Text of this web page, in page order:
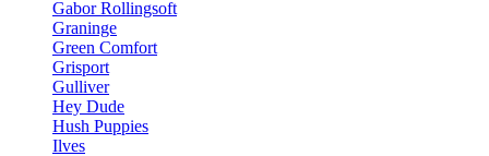
Gabor Rollingsoft
Graninge
Green Comfort
Grisport
Gulliver
Hey Dude
Hush Puppies
Ilves